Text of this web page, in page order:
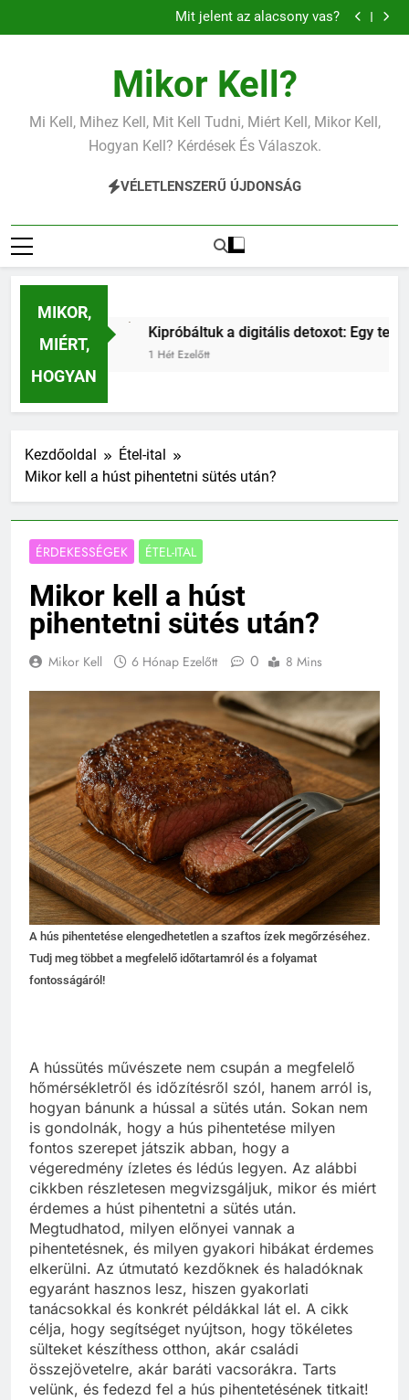
a
Mit jelent az alacsony vas?
Miért fáj a váll?
Mit jelent a magas vérnyomás?
Mit jelent az alacsony vas?
Miért fáj a váll?
Mit jelent az alacsony vérnyomás?
Mikor Kell?
Mi Kell, Mihez Kell, Mit Kell Tudni, Miért Kell, Mikor Kell,
Hogyan Kell? Kérdések És Válaszok.
VÉLETLENSZERŰ ÚJDONSÁG
MIKOR,
MIÉRT,
HOGYAN
Kipróbáltuk a digitális detoxot: Egy teljes hétvége
1 Hét Ezelőtt
Kezdőoldal
Étel-ital
Mikor kell a húst pihentetni sütés után?
ÉRDEKESSÉGEK ÉTEL-ITAL
Mikor kell a húst
pihentetni sütés után?
Mikor Kell 6 Hónap Ezelőtt 0 8 Mins
A hús pihentetése elengedhetetlen a szaftos ízek megőrzéséhez.
Tudj meg többet a megfelelő időtartamról és a folyamat
fontosságáról!
A hússütés művészete nem csupán a megfelelő
hőmérsékletről és időzítésről szól, hanem arról is,
hogyan bánunk a hússal a sütés után. Sokan nem
is gondolnák, hogy a hús pihentetése milyen
fontos szerepet játszik abban, hogy a
végeredmény ízletes és lédús legyen. Az alábbi
cikkben részletesen megvizsgáljuk, mikor és miért
érdemes a húst pihentetni a sütés után.
Megtudhatod, milyen előnyei vannak a
pihentetésnek, és milyen gyakori hibákat érdemes
elkerülni. Az útmutató kezdőknek és haladóknak
egyaránt hasznos lesz, hiszen gyakorlati
tanácsokkal és konkrét példákkal lát el. A cikk
célja, hogy segítséget nyújtson, hogy tökéletes
sülteket készíthess otthon, akár családi
összejövetelre, akár baráti vacsorákra. Tarts
velünk, és fedezd fel a hús pihentetésének titkait!